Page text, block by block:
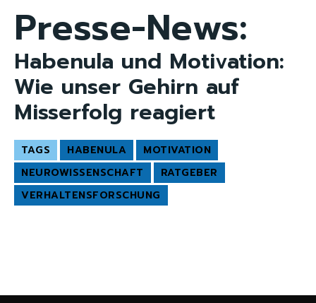
Presse-News:
Habenula und Motivation:
Wie unser Gehirn auf
Misserfolg reagiert
TAGS HABENULA
MOTIVATION
NEUROWISSENSCHAFT
RATGEBER
VERHALTENSFORSCHUNG